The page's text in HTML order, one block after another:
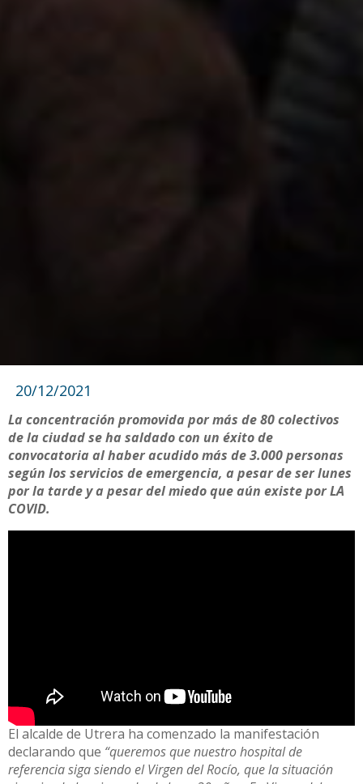
20/12/2021
La concentración promovida por más de 80 colectivos
de la ciudad se ha saldado con un éxito de
convocatoria al haber acudido más de 3.000 personas
según los servicios de emergencia, a pesar de ser lunes
por la tarde y a pesar del miedo que aún existe por LA
COVID.
El alcalde de Utrera ha comenzado la manifestación
declarando que “queremos que nuestro hospital de
referencia siga siendo el Virgen del Rocío, que la situación